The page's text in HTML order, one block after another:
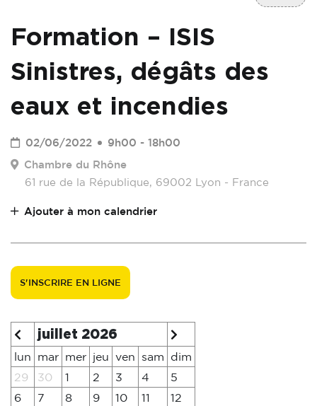
Formation – ISIS
Sinistres, dégâts des
eaux et incendies
02/06/2022
9h00 - 18h00
Chambre du Rhône
61 rue de la République, 69002 Lyon - France
Ajouter à mon calendrier
S'INSCRIRE EN LIGNE
juillet 2026
lun mar mer jeu ven sam
dim
29
30 1 2 3 4
5
6
7 8 9 10 11
12